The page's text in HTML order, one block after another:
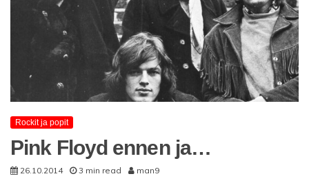
Rockit ja popit
Pink Floyd ennen ja…
26.10.2014 3 min read man9